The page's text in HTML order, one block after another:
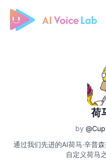
Free AI Cover & AI Voice
荷
by
通过我们先进的AI荷马·辛普
自定义荷马